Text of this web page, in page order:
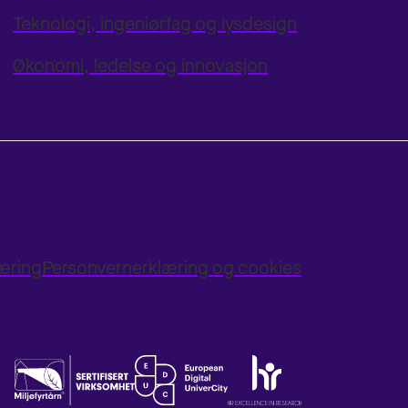
Teknologi, ingeniørfag og lysdesign
Økonomi, ledelse og innovasjon
Personvernerklæring og cookies